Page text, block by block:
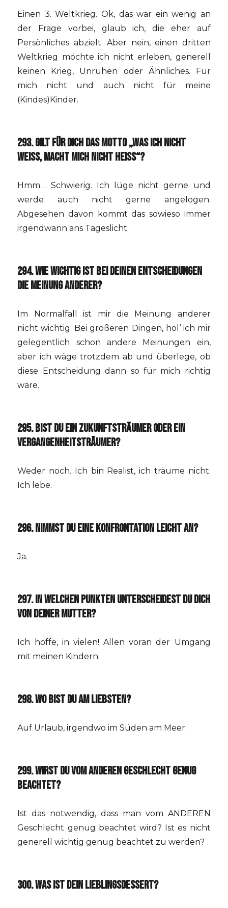
Einen 3. Weltkrieg. Ok, das war ein wenig an
der Frage vorbei, glaub ich, die eher auf
Persönliches abzielt. Aber nein, einen dritten
Weltkrieg möchte ich nicht erleben, generell
keinen Krieg, Unruhen oder Ähnliches. Für
mich nicht und auch nicht für meine
(Kindes)Kinder.
293. GILT FÜR DICH DAS MOTTO „WAS ICH NICHT
WEISS, MACHT MICH NICHT HEISS“?
Hmm… Schwierig. Ich lüge nicht gerne und
werde auch nicht gerne angelogen.
Abgesehen davon kommt das sowieso immer
irgendwann ans Tageslicht.
294. WIE WICHTIG IST BEI DEINEN ENTSCHEIDUNGEN
DIE MEINUNG ANDERER?
Im Normalfall ist mir die Meinung anderer
nicht wichtig. Bei größeren Dingen, hol‘ ich mir
gelegentlich schon andere Meinungen ein,
aber ich wäge trotzdem ab und überlege, ob
diese Entscheidung dann so für mich richtig
wäre.
295. BIST DU EIN ZUKUNFTSTRÄUMER ODER EIN
VERGANGENHEITSTRÄUMER?
Weder noch. Ich bin Realist, ich träume nicht.
Ich lebe.
296. NIMMST DU EINE KONFRONTATION LEICHT AN?
Ja.
297. IN WELCHEN PUNKTEN UNTERSCHEIDEST DU DICH
VON DEINER MUTTER?
Ich hoffe, in vielen! Allen voran der Umgang
mit meinen Kindern.
298. WO BIST DU AM LIEBSTEN?
Auf Urlaub, irgendwo im Süden am Meer.
299. WIRST DU VOM ANDEREN GESCHLECHT GENUG
BEACHTET?
Ist das notwendig, dass man vom ANDEREN
Geschlecht genug beachtet wird? Ist es nicht
generell wichtig genug beachtet zu werden?
300. WAS IST DEIN LIEBLINGSDESSERT?